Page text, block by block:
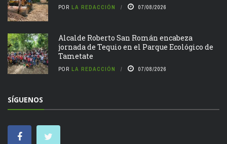
POR LA REDACCIÓN 07/08/2026
Alcalde Roberto San Román encabeza
jornada de Tequio en el Parque Ecológico de
Tametate
POR LA REDACCIÓN 07/08/2026
SÍGUENOS